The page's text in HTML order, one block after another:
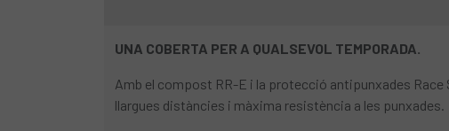
UNA COBERTA PER A QUALSEVOL TEMPORADA.
Amb el compost RR-E i la protecció antipunxades
llargues distàncies i màxima resistència a les punxades.